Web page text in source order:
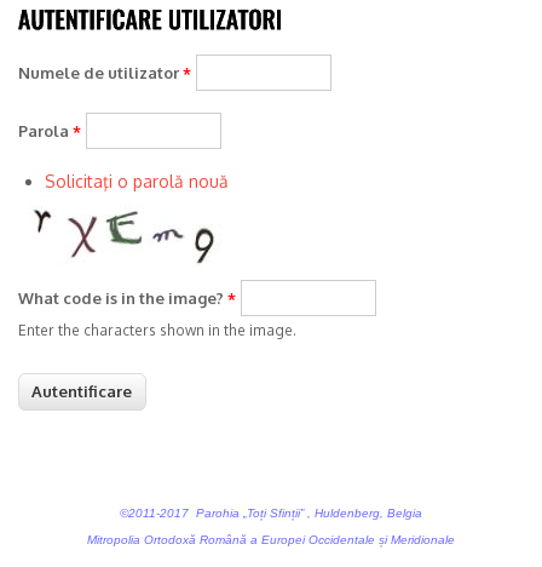
Numele de utilizator*
Parola *
Solicitaţi o parolă nouă
What code is in the image? *
Enter the characters shown in the image.
©2011-2017 Parohia „Toți Sfinții” , Huldenberg, Belgia
Mitropolia Ortodoxă Română a Europei Occidentale și Meridionale